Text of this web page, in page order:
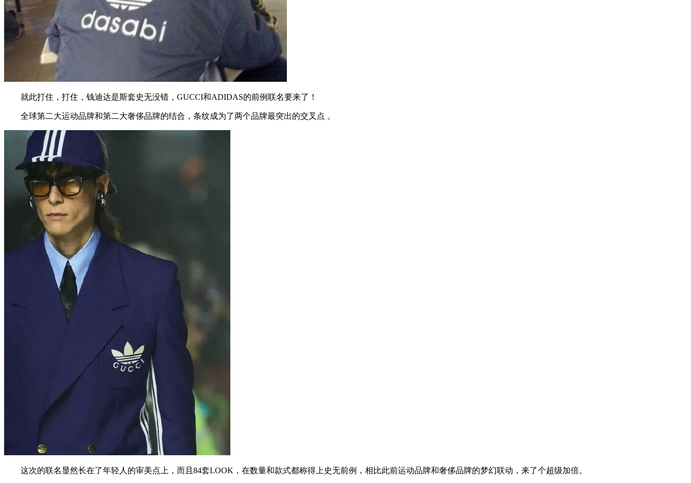
就此打住，打住，钱迪达是斯套史无没错，GUCCI和ADIDAS的前例联名要来了！
全球第二大运动品牌和第二大奢侈品牌的结合，条纹成为了两个品牌最突出的交叉点 。
这次的联名显然长在了年轻人的审美点上，而且84套LOOK，在数量和款式都称得上史无前例，相比此前运动品牌和奢侈品牌的梦幻联动，来了个超级加倍。